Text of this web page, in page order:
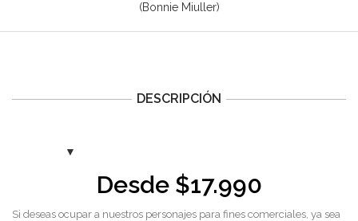
(Bonnie Miuller)
DESCRIPCIÓN
Desde $17.990
Si deseas ocupar a nuestros personajes para fines comerciales, ya sea